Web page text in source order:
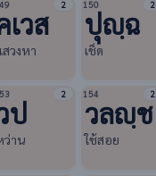
2
เวส
สวงหา
150 2
ปุญฺฉ
เช็ด
2
ป
ว่าน
154 2
วลญฺช
ใช้สอย